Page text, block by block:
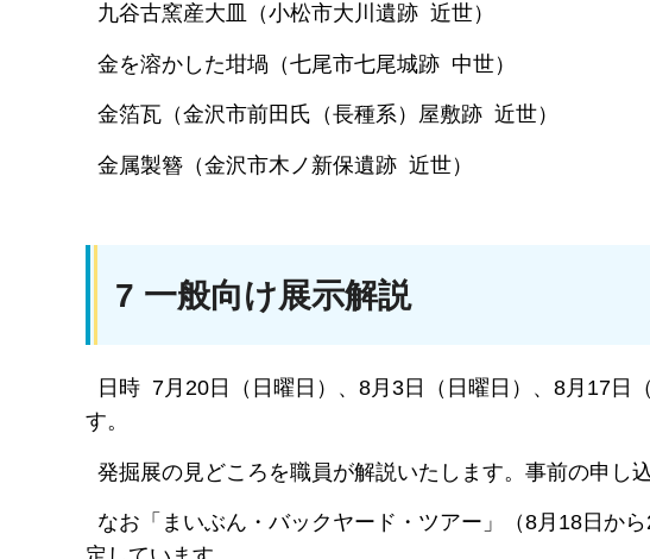
九谷古窯産大皿（小松市大川遺跡 近世）
金を溶かした坩堝（七尾市七尾城跡 中世）
金箔瓦（金沢市前田氏（長種系）屋敷跡 近世）
金属製簪（金沢市木ノ新保遺跡 近世）
7 一般向け展示解説
日時 7月20日（日曜日）、8月3日（日曜日）、8月17日
す。
発掘展の見どころを職員が解説いたします。事前の申し
なお「まいぶん・バックヤード・ツアー」（8月18日か